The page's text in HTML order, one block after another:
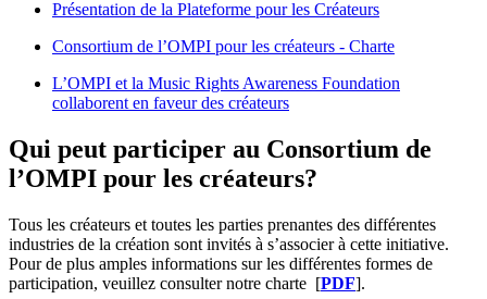
Présentation de la Plateforme pour les Créateurs
Consortium de l’OMPI pour les créateurs - Charte
L’OMPI et la Music Rights Awareness Foundation
collaborent en faveur des créateurs
Qui peut participer au Consortium de
l’OMPI pour les créateurs?
Tous les créateurs et toutes les parties prenantes des différentes
industries de la création sont invités à s’associer à cette initiative.
Pour de plus amples informations sur les différentes formes de
participation, veuillez consulter notre charte [​​​​PDF].